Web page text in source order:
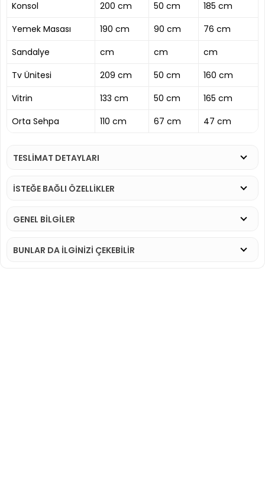
Konsol
200 cm 50 cm
185 cm
Yemek Masası
190 cm 90 cm
76 cm
Sandalye
cm cm
cm
Tv Ünitesi
209 cm 50 cm
160 cm
Vitrin
133 cm 50 cm
165 cm
Orta Sehpa
110 cm 67 cm 47 cm
TESLİMAT DETAYLARI
İSTEĞE BAĞLI ÖZELLİKLER
GENEL BİLGİLER
BUNLAR DA İLGINIZI ÇEKEBILIR